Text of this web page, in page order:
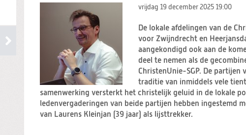
vrijdag 19 december 2025 19:00
De lokale afdelingen van de
voor Zwijndrecht en
aangekondigd ook aan de
deel te nemen als de
ChristenUnie-SGP. De partijen
traditie van inmiddels vele
samenwerking versterkt het christelijk geluid in de lokale
ledenvergaderingen van beide partijen hebben ingestemd
van Laurens Kleinjan (39 jaar) als lijsttrekker.